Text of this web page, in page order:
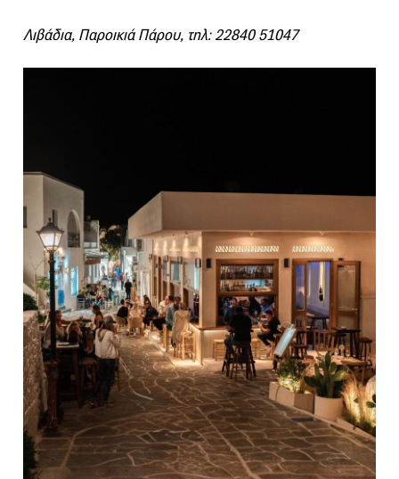
Λιβάδια, Παροικιά Πάρου, τηλ: 22840 51047